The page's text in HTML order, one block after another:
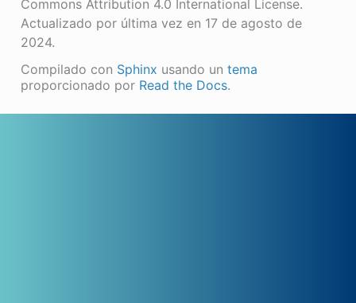
Commons Attribution 4.0 International License.
Actualizado por última vez en 17 de agosto de
2024.
Compilado con Sphinx usando un tema
proporcionado por Read the Docs.